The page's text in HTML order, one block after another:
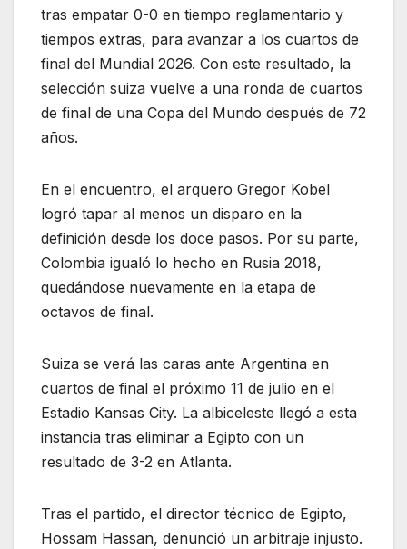
tras empatar 0-0 en tiempo reglamentario y
tiempos extras, para avanzar a los cuartos de
final del Mundial 2026. Con este resultado, la
selección suiza vuelve a una ronda de cuartos
de final de una Copa del Mundo después de 72
años.
En el encuentro, el arquero Gregor Kobel
logró tapar al menos un disparo en la
definición desde los doce pasos. Por su parte,
Colombia igualó lo hecho en Rusia 2018,
quedándose nuevamente en la etapa de
octavos de final.
Suiza se verá las caras ante Argentina en
cuartos de final el próximo 11 de julio en el
Estadio Kansas City. La albiceleste llegó a esta
instancia tras eliminar a Egipto con un
resultado de 3-2 en Atlanta.
Tras el partido, el director técnico de Egipto,
Hossam Hassan, denunció un arbitraje injusto.